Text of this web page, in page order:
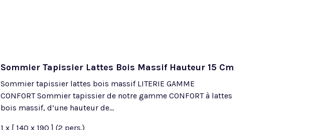
Sommier Tapissier Lattes Bois Massif Hauteur 15 Cm
Sommier tapissier lattes bois massif LITERIE GAMME
CONFORT Sommier tapissier de notre gamme CONFORT à lattes
bois massif, d’une hauteur de...
1 x [ 140 x 190 ] (2 pers.)